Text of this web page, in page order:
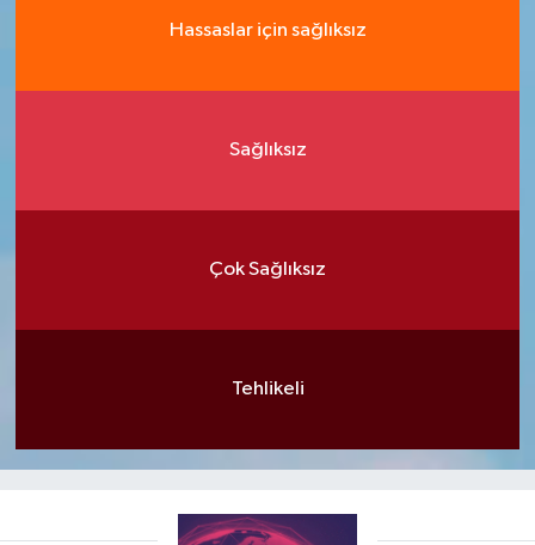
Hassaslar için sağlıksız
Sağlıksız
Çok Sağlıksız
Tehlikeli